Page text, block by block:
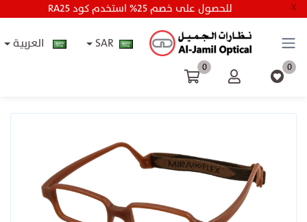
RA25 للحصول على خصم 25% استخدم كود X
SAR العربية
0
0